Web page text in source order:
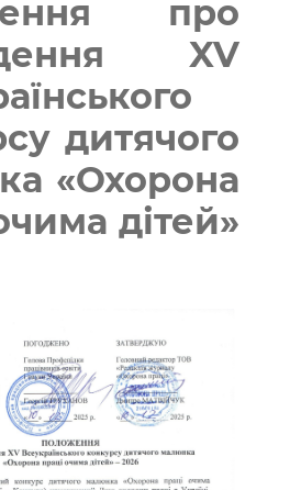
про
XV
дитячого
«Охорона
дітей»